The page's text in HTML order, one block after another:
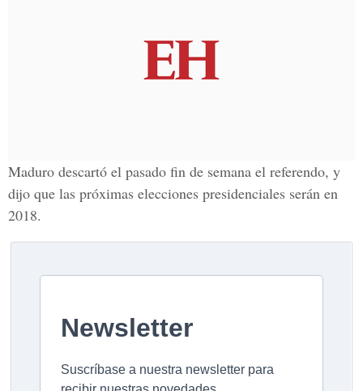
Maduro descartó el pasado fin de semana el referendo, y
dijo que las próximas elecciones presidenciales serán en
2018.